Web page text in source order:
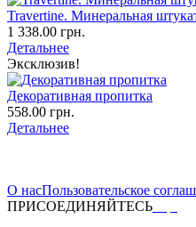
Travertine. Минеральная
1 338.00 грн.
Детальнее
Эксклюзив!
Декоративная пропитка
558.00 грн.
Детальнее
О насПользовательское
ПРИСОЕДИНЯЙТЕСЬ